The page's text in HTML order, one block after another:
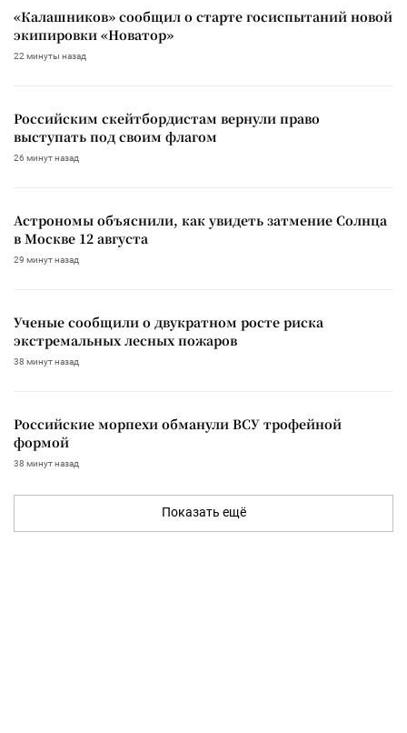
«Калашников» сообщил о старте госиспытаний новой
экипировки «Новатор»
22 минуты назад
Российским скейтбордистам вернули право
выступать под своим флагом
26 минут назад
Астрономы объяснили, как увидеть затмение Солнца
в Москве 12 августа
29 минут назад
Ученые сообщили о двукратном росте риска
экстремальных лесных пожаров
38 минут назад
Российские морпехи обманули ВСУ трофейной
формой
38 минут назад
Показать ещё